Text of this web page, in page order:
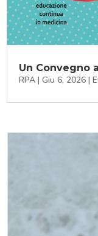
Un Convegno
RPA |Giu 6, 2026 |